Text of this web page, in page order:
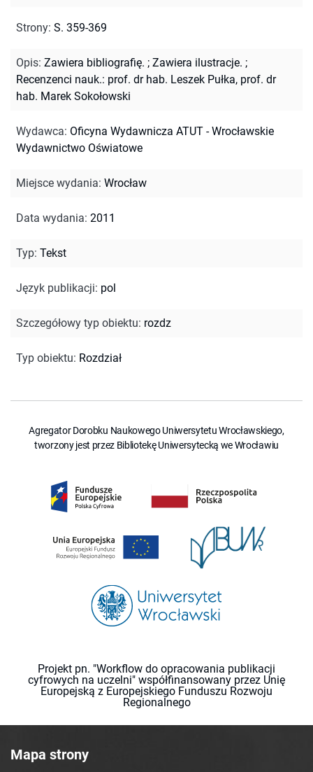
Strony: S. 359-369
Opis: Zawiera bibliografię. ; Zawiera ilustracje. ;
Recenzenci nauk.: prof. dr hab. Leszek Pułka, prof. dr
hab. Marek Sokołowski
Wydawca: Oficyna Wydawnicza ATUT - Wrocławskie
Wydawnictwo Oświatowe
Miejsce wydania: Wrocław
Data wydania: 2011
Typ: Tekst
Język publikacji: pol
Szczegółowy typ obiektu: rozdz
Typ obiektu: Rozdział
Agregator Dorobku Naukowego Uniwersytetu Wrocławskiego,
tworzony jest przez Bibliotekę Uniwersytecką we Wrocławiu
Projekt pn. "Workflow do opracowania publikacji
cyfrowych na uczelni" współfinansowany przez Unię
Europejską z Europejskiego Funduszu Rozwoju
Regionalnego
Mapa strony